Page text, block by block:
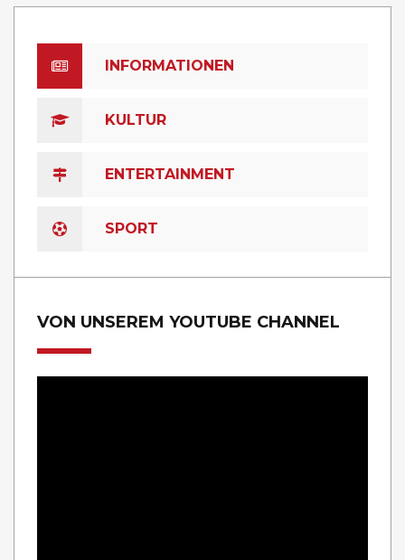
INFORMATIONEN
KULTUR
ENTERTAINMENT
SPORT
VON UNSEREM YOUTUBE CHANNEL